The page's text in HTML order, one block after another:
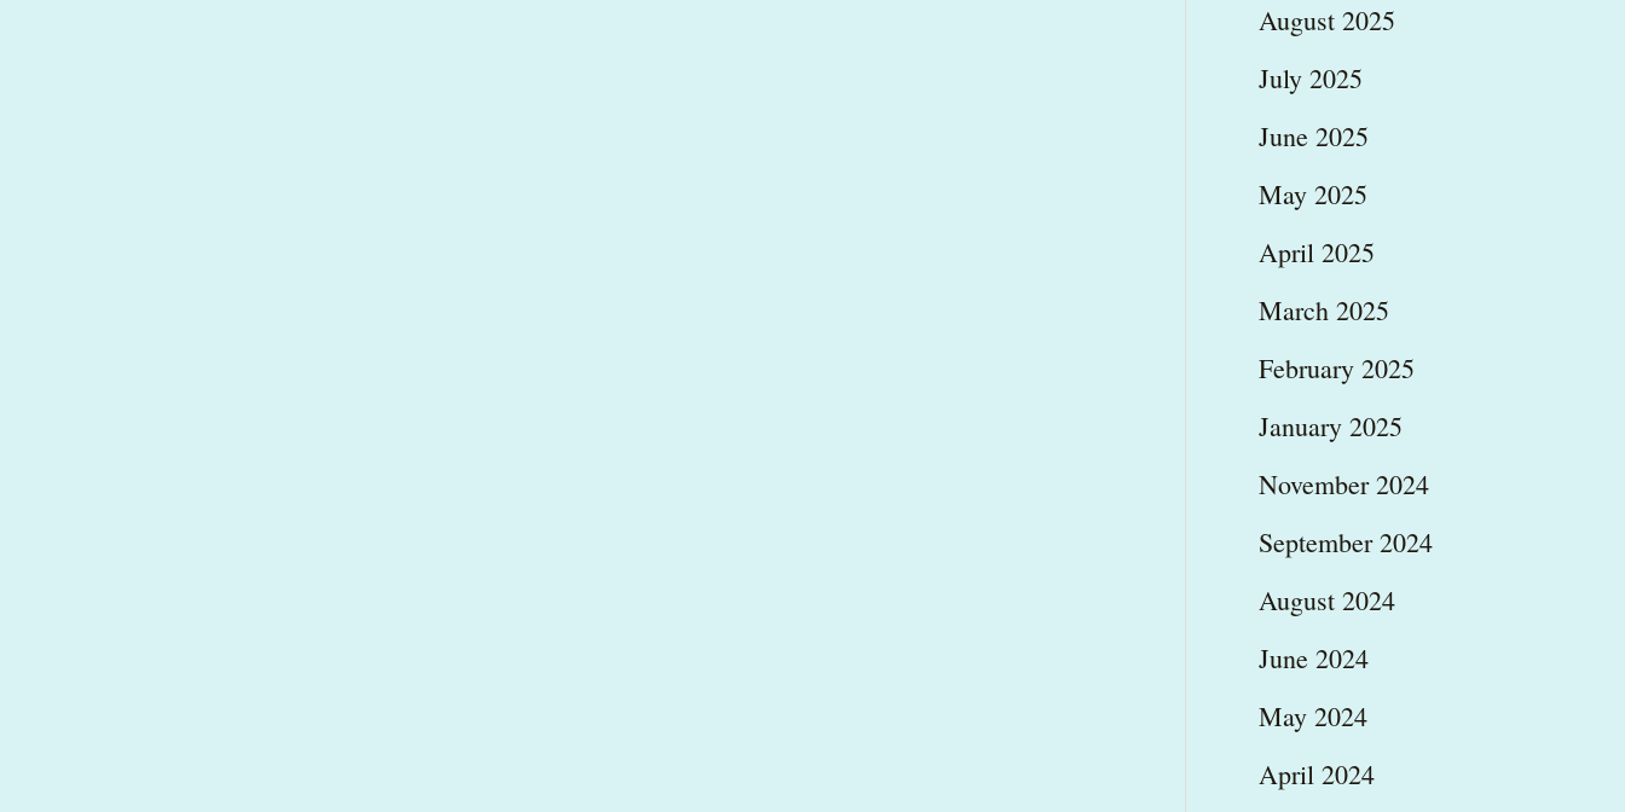
August 2025
July 2025
June 2025
May 2025
April 2025
March 2025
February 2025
January 2025
November 2024
September 2024
August 2024
June 2024
May 2024
April 2024